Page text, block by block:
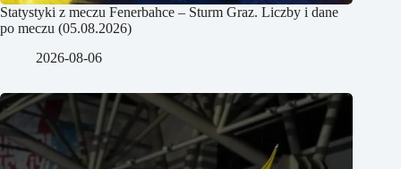
Statystyki z meczu Fenerbahce – Sturm Graz. Liczby i dane
po meczu (05.08.2026)
2026-08-06